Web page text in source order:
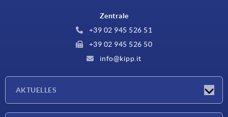
Zentrale
+39 02 945 526 51
+39 02 945 526 50
info@kipp.it
AKTUELLES